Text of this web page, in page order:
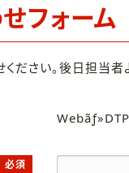
フォーム
ださい。後日担当者
必須